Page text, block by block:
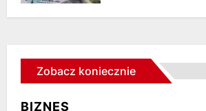
Zobacz koniecznie
BIZNES